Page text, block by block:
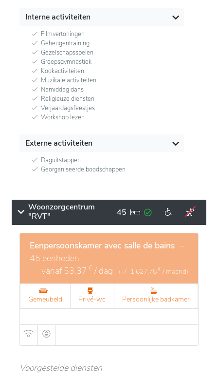
Interne activiteiten
Filmvertoningen
Geheugentraining
Gezelschapsspelen
Groepsgymnastiek
Kookactiviteiten
Muzikale activiteiten
Namiddag dans
Religieuze diensten
Verjaardagsfeestjes
Workshop lezen
Externe activiteiten
Daguitstappen
Georganiseerde boodschappen
Woonzorgcentrum
"RVT"
45
Eenpersoonskamer avec salle de bains -
45 eenheden
vanaf 53,37 € / dag (+/- 1.627,78 € / maand)
Gemeubeld Privé-wc Persoonlijke badkamer
Voorgestelde diensten